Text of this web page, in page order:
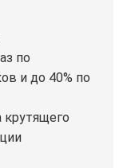
по
и до 40% по